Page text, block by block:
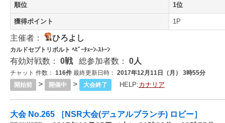
順位 1位
獲得ポイント 1P
主催者： ひろよし
カルドセプトリボルト ﾍﾋﾞｰﾁｪｰﾝ-ｽﾄｰﾝ
有効対戦数： 0戦総参加者数： 0人
チャット 件数： 116件 最終更新日時： 2017年12月11日（月） 3時55分
開始前
> 開催中 > 大会終了 HELP:カナリア
大会 No.265 ［NSR大会(デュアルブランチ) ロビー］